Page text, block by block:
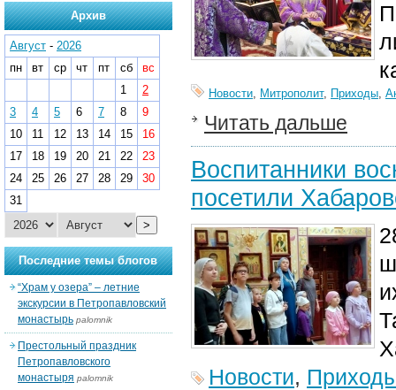
Новости, Митрополит, Приходы,
Читать дальше
Воспитанники
посетили
Новости,
Архив
Август - 2026
пн
вт ср чт пт сб
вс
1
2
3
4 5 6 7 8
9
10
11 12 13 14 15
16
17
18 19 20 21 22
23
24
25 26 27 28 29
30
31
>
Последние темы блогов
“Храм у озера” – летние
экскурсии в Петропавловский
монастырь palomnik
Престольный праздник
Петропавловского
монастыря palomnik